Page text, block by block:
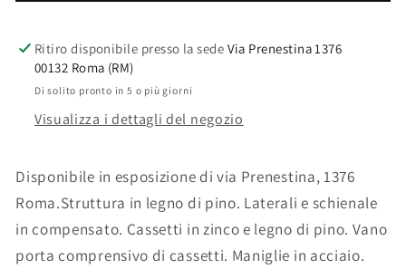
Ritiro disponibile presso la sede Via Prenestina 1376
00132 Roma (RM)
Di solito pronto in 5 o più giorni
Visualizza i dettagli del negozio
Disponibile in esposizione di via Prenestina, 1376
Roma.Struttura in legno di pino. Laterali e schienale
in compensato. Cassetti in zinco e legno di pino. Vano
porta comprensivo di cassetti. Maniglie in acciaio.